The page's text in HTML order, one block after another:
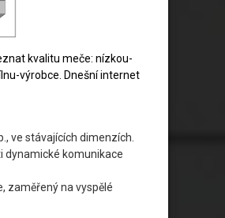
kvalitu meče: nízkou-
výrobce. Dnešní internet
ve stávajících dimenzích.
dynamické komunikace
zaměřený na vyspělé